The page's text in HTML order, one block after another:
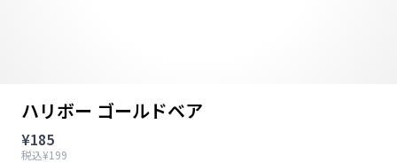
ハリボー ゴールドベア
¥185
税込¥199